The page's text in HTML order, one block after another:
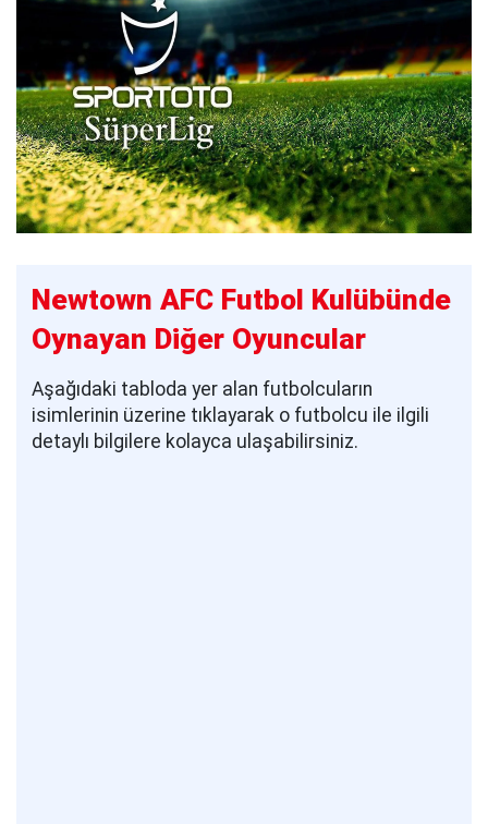
Newtown AFC Futbol Kulübünde
Oynayan Diğer Oyuncular
Aşağıdaki tabloda yer alan futbolcuların
isimlerinin üzerine tıklayarak o futbolcu ile ilgili
detaylı bilgilere kolayca ulaşabilirsiniz.